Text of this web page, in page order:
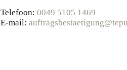
Telefoon: 0049 5105 1469
E-mail: